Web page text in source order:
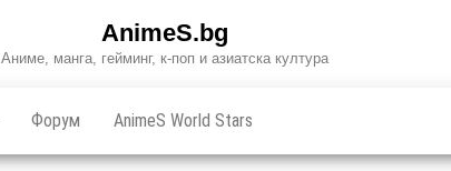
AnimeS.bg
Аниме, манга, гейминг, к-поп и азиатска култура
Форум AnimeS World Stars